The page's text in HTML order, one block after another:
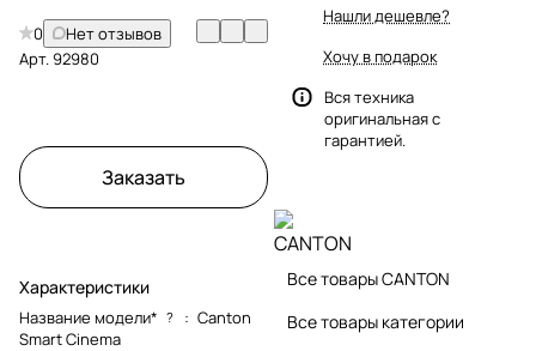
0
Нет отзывов
Арт.92980
Заказать
Характеристики
Название модели* ? : Canton
Smart Cinema
Нашли дешевле?
Хочу в подарок
Вся техника
оригинальная с
гарантией.
Все товары CANTON
Все товары категории